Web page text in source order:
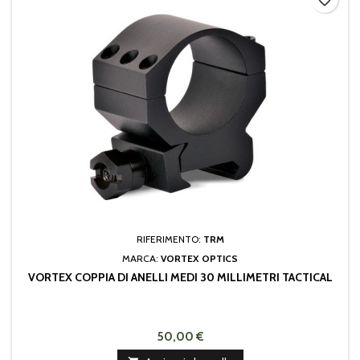
RIFERIMENTO: TRM
MARCA: VORTEX OPTICS
VORTEX COPPIA DI ANELLI MEDI 30 MILLIMETRI TACTICAL
50,00 €